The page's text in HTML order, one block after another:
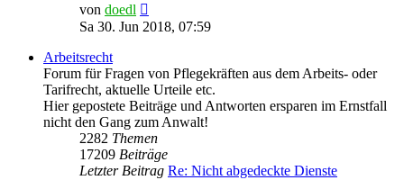
von doedl
Beitrag
Sa 30. Jun 2018, 07:59
Arbeitsrecht
Forum für Fragen von Pflegekräften aus dem Arbeits- oder
Tarifrecht, aktuelle Urteile etc.
Hier gepostete Beiträge und Antworten ersparen im Ernstfall
nicht den Gang zum Anwalt!
2282 Themen
17209 Beiträge
Letzter Beitrag Re: Nicht abgedeckte Dienste